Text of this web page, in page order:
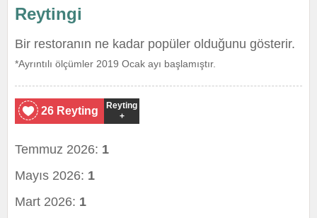
Reytingi
Bir restoranın ne kadar popüler olduğunu gösterir.
*Ayrıntılı ölçümler 2019 Ocak ayı başlamıştır.
26 Reyting
Reyting
+
Temmuz 2026: 1
Mayıs 2026: 1
Mart 2026: 1